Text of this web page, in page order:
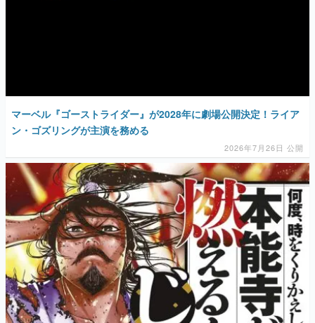
マーベル『ゴーストライダー』が2028年に劇場公開決定！ライア
ン・ゴズリングが主演を務める
2026年7月26日 公開